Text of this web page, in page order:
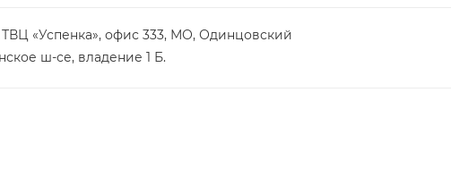
«Успенка», офис 333, МО, Одинцовский
ш-се, владение 1 Б.